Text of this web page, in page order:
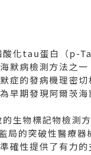
化tau蛋白（p-
默病檢測方法之
症的發病機理密
早期發現阿爾茨海
生物標記物檢測
局的突破性醫療
確性提供了有力的